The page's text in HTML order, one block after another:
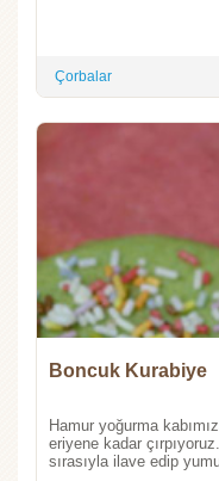
Çorbalar
Boncuk Kurabiye
Hamur yoğurma
eriyene kadar
sırasıyla ilave edip